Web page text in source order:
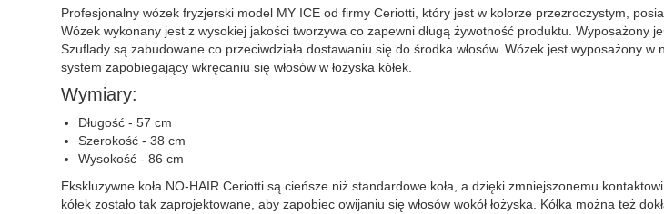
Profesjonalny wózek fryzjerski model MY ICE od firmy Ceriotti, który jest w kolorze przezroczystym,
Wózek wykonany jest z wysokiej jakości tworzywa co zapewni długą żywotność produktu.
Szuflady są zabudowane co przeciwdziała dostawaniu się do środka włosów. Wózek jest wyposażony
system zapobiegający wkręcaniu się włosów w łożyska kółek.
Wymiary:
Długość - 57 cm
Szerokość - 38 cm
Wysokość - 86 cm
Ekskluzywne koła NO-HAIR Ceriotti są cieńsze niż standardowe koła, a dzięki zmniejszonemu
kółek zostało tak zaprojektowane, aby zapobiec owijaniu się włosów wokół łożyska. Kółka można też